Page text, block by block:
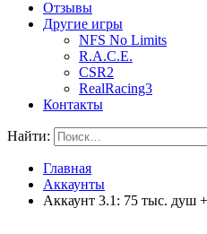
Отзывы
Другие игры
NFS No Limits
R.A.C.E.
CSR2
RealRacing3
Контакты
Найти:
Главная
Аккаунты
Аккаунт 3.1: 75 тыс. душ